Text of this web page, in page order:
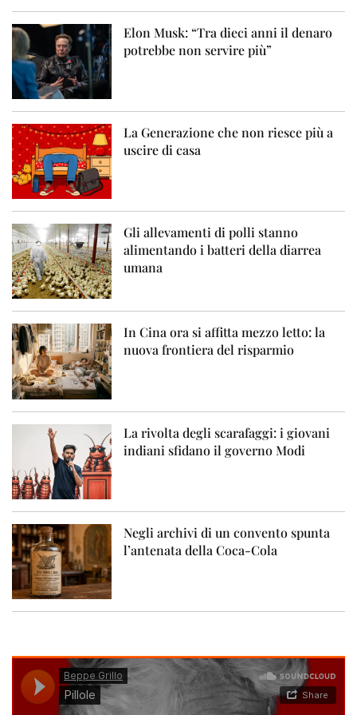
Elon Musk: “Tra dieci anni il denaro
potrebbe non servire più”
La Generazione che non riesce più a
uscire di casa
Gli allevamenti di polli stanno
alimentando i batteri della diarrea
umana
In Cina ora si affitta mezzo letto: la
nuova frontiera del risparmio
La rivolta degli scarafaggi: i giovani
indiani sfidano il governo Modi
Negli archivi di un convento spunta
l’antenata della Coca-Cola